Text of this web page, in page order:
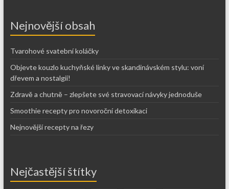
Nejnovější obsah
Tvarohové svatební koláčky
Objevte kouzlo kuchyňské linky ve skandinávském stylu: voní
dřevem a nostalgií!
Zdravě a chutně – zlepšete své stravovací návyky jednoduše
Smoothie recepty pro novoroční detoxikaci
Nejnovější recepty na řezy
Nejčastější štítky